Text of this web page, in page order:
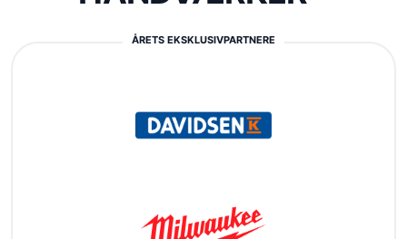
ÅRETS EKSKLUSIVPARTNERE